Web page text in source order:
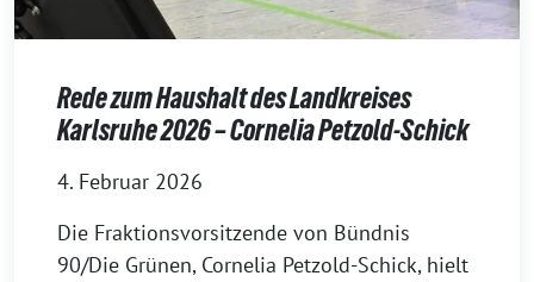
Rede zum Haushalt des Landkreises
Karlsruhe 2026 – Cornelia Petzold-Schick
4. Februar 2026
Die Fraktionsvorsitzende von Bündnis
90/Die Grünen, Cornelia Petzold-Schick, hielt